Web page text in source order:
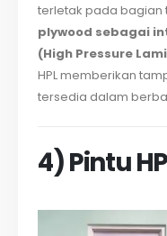
terletak pada bagian
plywood sebagai
(High Pressure
HPL memberikan
tersedia dalam
4) Pintu